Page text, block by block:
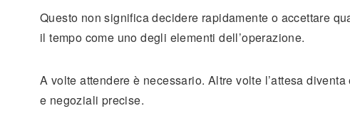
Questo non significa decidere rapidamente o accettare
il tempo come uno degli elementi dell’operazione.
A volte attendere è necessario. Altre volte l’attesa
e negoziali precise.